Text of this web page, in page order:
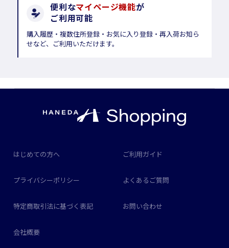
便利なマイページ機能が
ご利用可能
購入履歴・複数住所登録・お気に入り登録・再入荷お知ら
せなど、ご利用いただけます。
はじめての方へ ご利用ガイド
プライバシーポリシー よくあるご質問
特定商取引法に基づく表記 お問い合わせ
会社概要